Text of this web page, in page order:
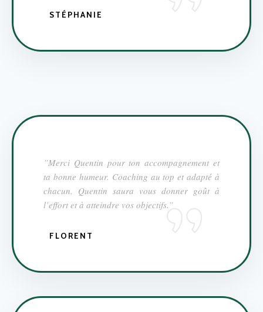
STÉPHANIE
”Merci Quentin pour ton accompagnement et
ta bonne humeur. Coaching au top et adapté à
chacun. Quentin saura vous donner goût à
l’effort et à atteindre vos objectifs.”
FLORENT